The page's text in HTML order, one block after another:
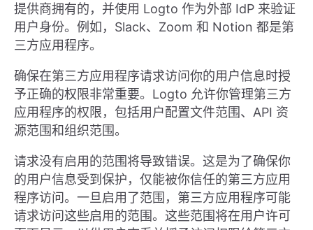
提供商拥有的，并使用 Logto 作为外部 IdP 来验证
用户身份。例如，Slack、Zoom 和 Notion 都是第
三方应用程序。
确保在第三方应用程序请求访问你的用户信息时授
予正确的权限非常重要。Logto 允许你管理第三方
应用程序的权限，包括用户配置文件范围、API 资
源范围和组织范围。
请求没有启用的范围将导致错误。这是为了确保你
的用户信息受到保护，仅能被你信任的第三方应用
程序访问。一旦启用了范围，第三方应用程序可能
请求访问这些启用的范围。这些范围将在用户许可